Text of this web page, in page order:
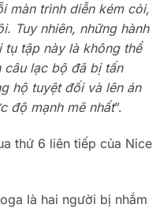
màn trình diễn kém cỏi,
Tuy nhiên, những hành
tập này là không thể
câu lạc bộ đã bị tấn
hộ tuyệt đối và lên án
độ mạnh mẽ nhất”.
thứ 6 liên tiếp của Nice
là hai người bị nhắm